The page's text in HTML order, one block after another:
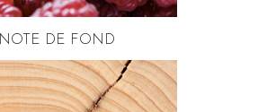
NOTE DE FOND